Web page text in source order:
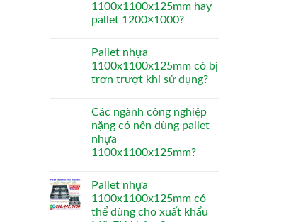
1100x1100x125mm hay
pallet 1200×1000?
Pallet nhựa
1100x1100x125mm có bị
trơn trượt khi sử dụng?
Các ngành công nghiệp
nặng có nên dùng pallet
nhựa
1100x1100x125mm?
Pallet nhựa
1100x1100x125mm có
thể dùng cho xuất khẩu